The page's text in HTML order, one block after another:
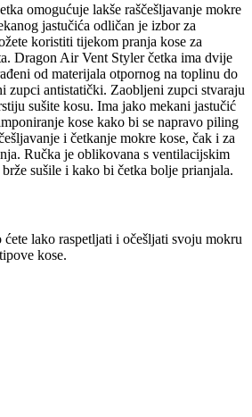
omogućuje lakše raščešljavanje mokre
jastučića odličan je izbor za
koristiti tijekom pranja kose za
Dragon Air Vent Styler četka ima dvije
od materijala otpornog na toplinu do
zupci antistatički. Zaobljeni zupci stvaraju
sušite kosu. Ima jako mekani jastučić
kose kako bi se napravo piling
i četkanje mokre kose, čak i za
Ručka je oblikovana s ventilacijskim
sušile i kako bi četka bolje prianjala.
lako raspetljati i očešljati svoju mokru
kose.